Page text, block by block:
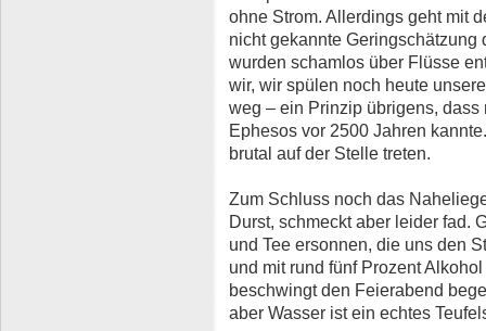
ohne Strom. Allerdings geht mit
nicht gekannte Geringschätzung
wurden schamlos über Flüsse
wir, wir spülen noch heute
weg – ein Prinzip übrigens,
Ephesos vor 2500 Jahren
brutal auf der Stelle treten.
Zum Schluss noch das
Durst, schmeckt aber leider fad.
und Tee ersonnen, die uns den
und mit rund fünf Prozent
beschwingt den Feierabend
aber Wasser ist ein echtes